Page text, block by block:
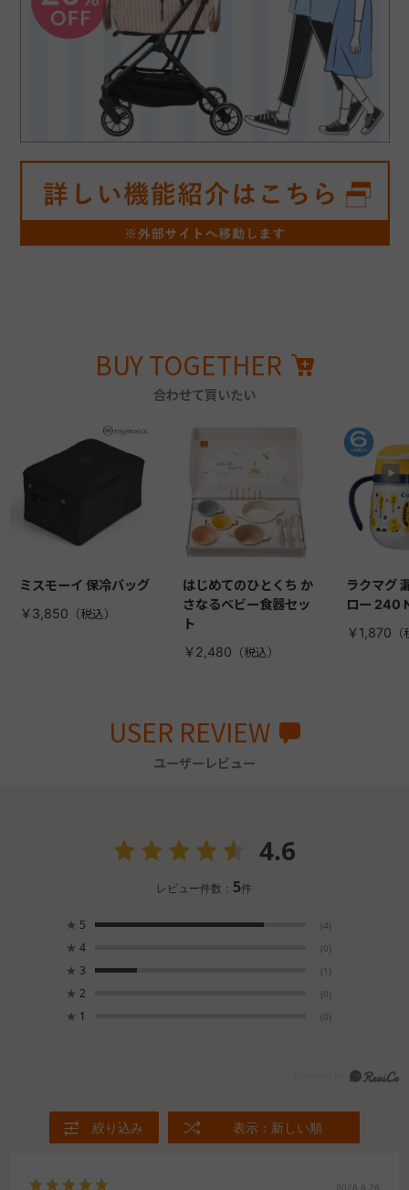
BUY TOGETHER
合わせて買いたい
ミスモーイ 保冷バッグ
￥3,850
はじめてのひとくち か
さなるベビー食器セッ
ト
￥2,480
ラクマグ
ロー 240
￥1,870
USER REVIEW
ユーザーレビュー
4.6
レビュー件数： 5件
★ 5 (4)
★ 4 (0)
★ 3 (1)
★ 2 (0)
★ 1 (0)
絞り込み 表示：新しい順
2026.6.28